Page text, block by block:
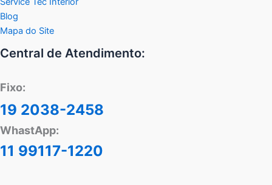
Blog
Mapa do Site
Central de Atendimento:
Fixo:
19 2038-2458
WhastApp:
11 99117-1220